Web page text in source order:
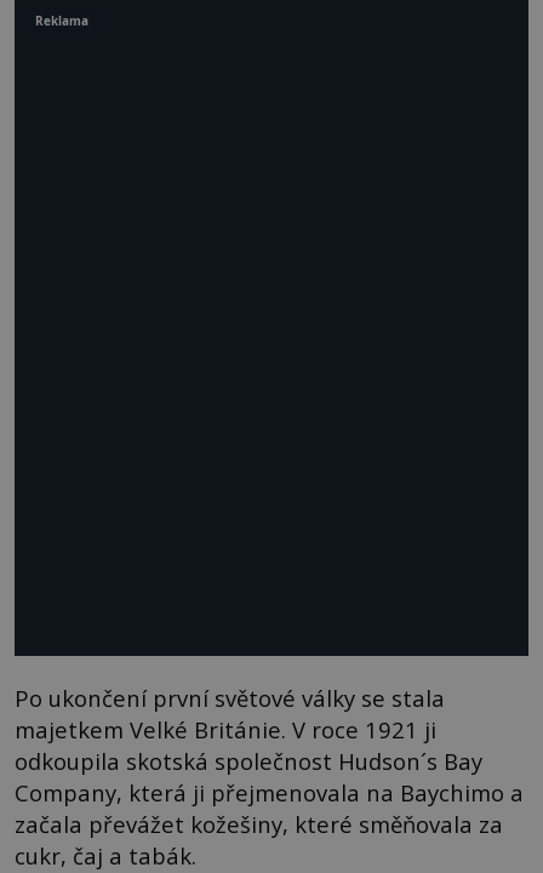
Po ukončení první světové války se stala
majetkem Velké Británie. V roce 1921 ji
odkoupila skotská společnost Hudson´s Bay
Company, která ji přejmenovala na Baychimo a
začala převážet kožešiny, které směňovala za
cukr, čaj a tabák.
Reklama